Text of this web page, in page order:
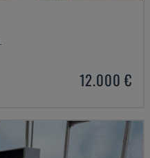
12.000 €